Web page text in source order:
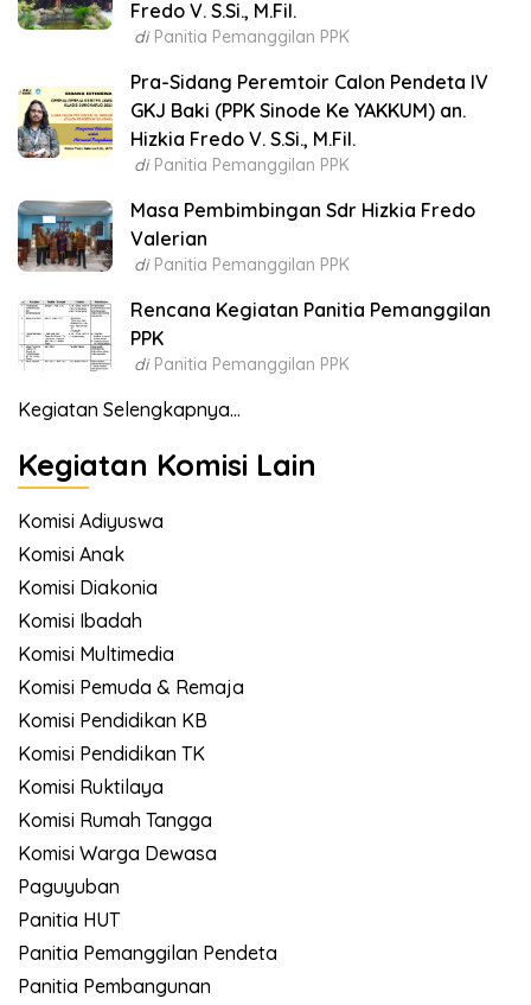
Fredo V. S.Si., M.Fil.
di Panitia Pemanggilan PPK
Pra-Sidang Peremtoir Calon Pendeta IV
GKJ Baki (PPK Sinode Ke YAKKUM) an.
Hizkia Fredo V. S.Si., M.Fil.
di Panitia Pemanggilan PPK
Masa Pembimbingan Sdr Hizkia Fredo
Valerian
di Panitia Pemanggilan PPK
Rencana Kegiatan Panitia Pemanggilan
PPK
di Panitia Pemanggilan PPK
Kegiatan Selengkapnya...
Kegiatan Komisi Lain
Komisi Adiyuswa
Komisi Anak
Komisi Diakonia
Komisi Ibadah
Komisi Multimedia
Komisi Pemuda & Remaja
Komisi Pendidikan KB
Komisi Pendidikan TK
Komisi Ruktilaya
Komisi Rumah Tangga
Komisi Warga Dewasa
Paguyuban
Panitia HUT
Panitia Pemanggilan Pendeta
Panitia Pembangunan